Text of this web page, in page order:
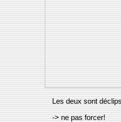
Les deux sont
-> ne pas forcer!